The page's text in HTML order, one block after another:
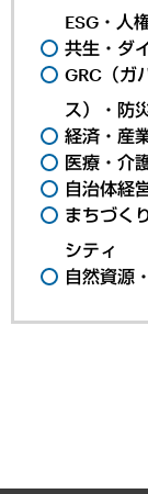
ESG・人権
共生・ダ
GRC（ガ
ス）・防
経済・産
医療・介
自治体経
まちづく
シティ
自然資源